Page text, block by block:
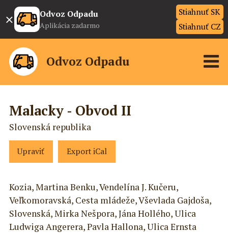
× Odvoz Odpadu
Aplikácia zadarmo
Stiahnuť SK
Stiahnuť CZ
Odvoz Odpadu
Malacky - Obvod II
Slovenská republika
Upraviť Export iCal
Kozia, Martina Benku, Vendelína J. Kučeru,
Veľkomoravská, Cesta mládeže, Vševlada Gajdoša,
Slovenská, Mirka Nešpora, Jána Hollého, Ulica
Ludwiga Angerera, Pavla Hallona, Ulica Ernsta